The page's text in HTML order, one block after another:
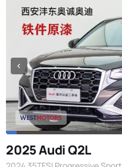
2025 Audi Q2L